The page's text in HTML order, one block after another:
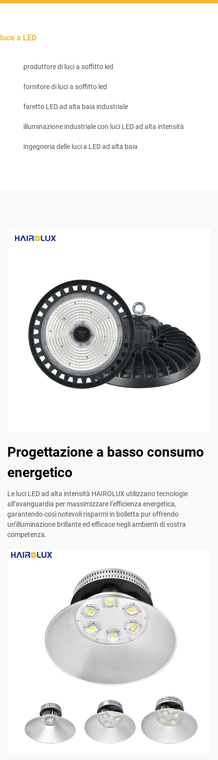
luce a LED
produttore di luci a soffitto led
fornitore di luci a soffitto led
faretto LED ad alta baia industriale
illuminazione industriale con luci LED ad alta intensità
ingegneria delle luci a LED ad alta baia
Progettazione a basso consumo
energetico
Le luci LED ad alta intensità HAIROLUX utilizzano tecnologie
all’avanguardia per massimizzare l’efficienza energetica,
garantendo così notevoli risparmi in bolletta pur offrendo
un’illuminazione brillante ed efficace negli ambienti di vostra
competenza.